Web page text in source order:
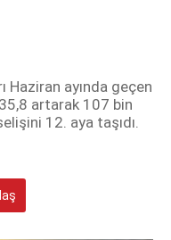
Haziran ayında geçen
artarak 107 bin
12. aya taşıdı.